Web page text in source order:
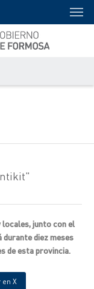
junto con el
diez meses
de esta provincia.
X